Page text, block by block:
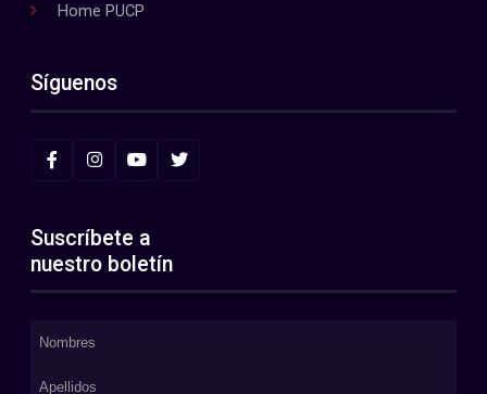
Home PUCP
Síguenos
Suscríbete a
nuestro boletín